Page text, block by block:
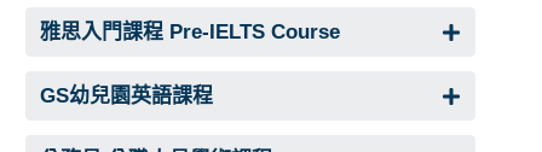
雅思入門課程 Pre-IELTS Course
GS幼兒園英語課程